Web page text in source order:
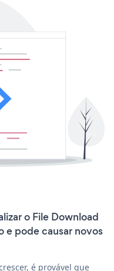
o File Download
e pode causar novos
é provável que